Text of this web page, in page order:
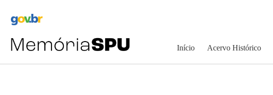
Início Acervo Histórico